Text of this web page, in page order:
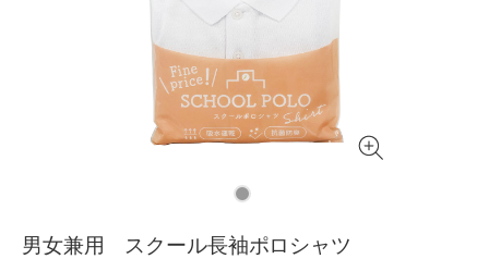
男女兼用 スクール長袖ポロシャツ